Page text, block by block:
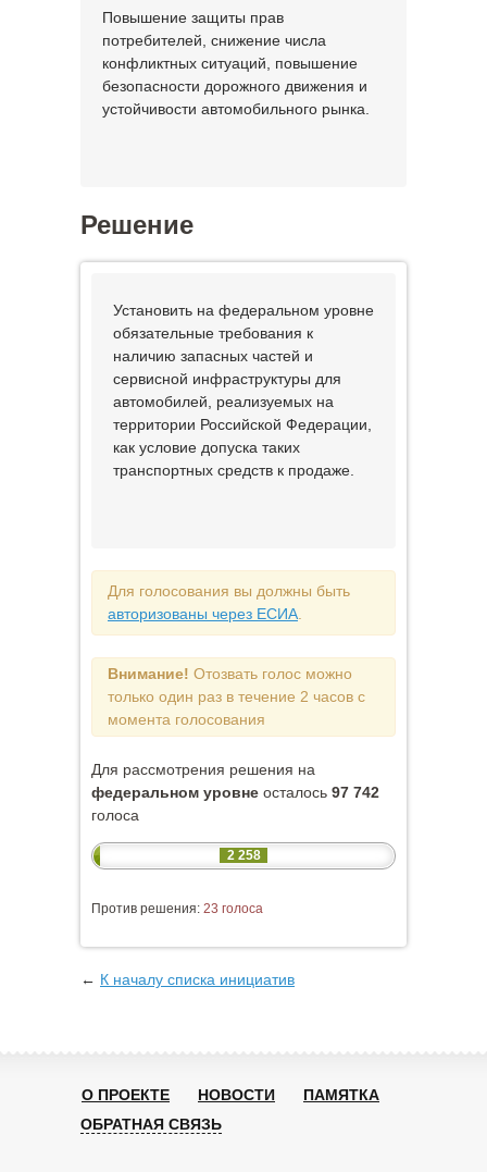
Повышение защиты прав
потребителей, снижение числа
конфликтных ситуаций, повышение
безопасности дорожного движения и
устойчивости автомобильного рынка.
Решение
Установить на федеральном уровне
обязательные требования к
наличию запасных частей и
сервисной инфраструктуры для
автомобилей, реализуемых на
территории Российской Федерации,
как условие допуска таких
транспортных средств к продаже.
Для голосования вы должны быть
авторизованы через ЕСИА
Внимание! Отозвать голос можно
только один раз в течение 2 часов с
момента голосования
Для рассмотрения решения на
федеральном уровне осталось 97 742
голоса
2 258
Против решения: 23 голоса
← К началу списка инициатив
О ПРОЕКТЕ НОВОСТИ
ПАМЯТКА
ОБРАТНАЯ СВЯЗЬ